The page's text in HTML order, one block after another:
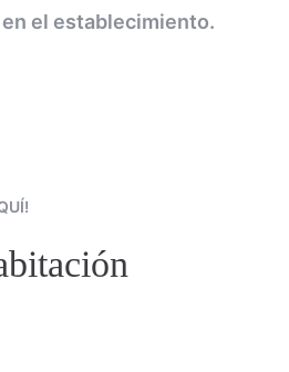
el establecimiento.